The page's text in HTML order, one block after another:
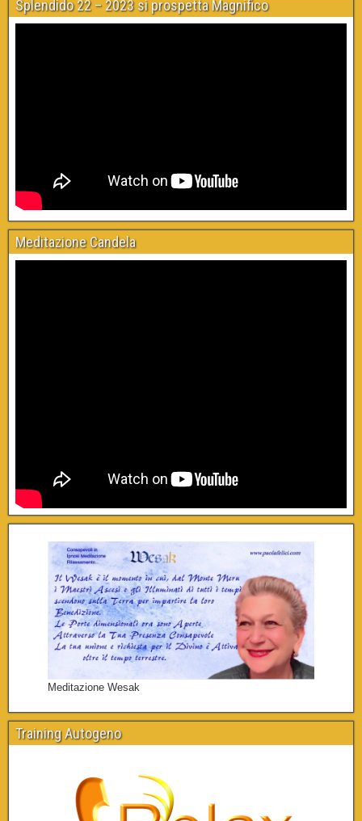
Splendido 22 – 2023 si prospetta Magnifico
Meditazione Candela
Meditazione Wesak
Training Autogeno